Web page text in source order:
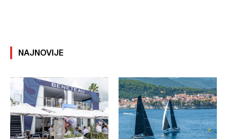
NAJNOVIJE